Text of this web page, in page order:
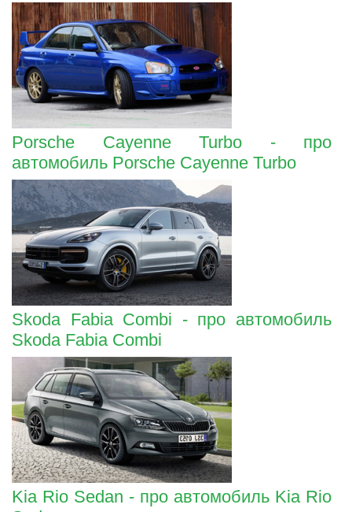
Porsche Cayenne Turbo - про
автомобиль Porsche Cayenne Turbo
Skoda Fabia Combi - про автомобиль
Skoda Fabia Combi
Kia Rio Sedan - про автомобиль Kia Rio